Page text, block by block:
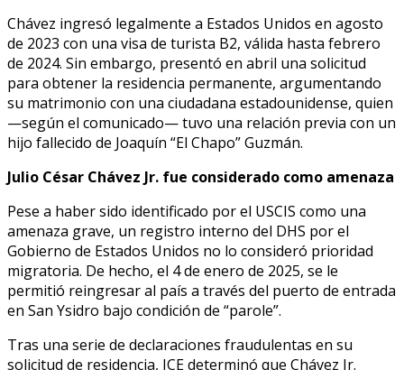
Chávez ingresó legalmente a Estados Unidos en agosto
de 2023 con una visa de turista B2, válida hasta febrero
de 2024. Sin embargo, presentó en abril una solicitud
para obtener la residencia permanente, argumentando
su matrimonio con una ciudadana estadounidense, quien
—según el comunicado— tuvo una relación previa con un
hijo fallecido de Joaquín “El Chapo” Guzmán.
Julio César Chávez Jr. fue considerado como amenaza
Pese a haber sido identificado por el USCIS como una
amenaza grave, un registro interno del DHS por el
Gobierno de Estados Unidos no lo consideró prioridad
migratoria. De hecho, el 4 de enero de 2025, se le
permitió reingresar al país a través del puerto de entrada
en San Ysidro bajo condición de “parole”.
Tras una serie de declaraciones fraudulentas en su
solicitud de residencia, ICE determinó que Chávez Jr.